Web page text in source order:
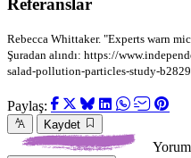
Rebecca Whittaker. "Experts warn
Şuradan alındı: https://
salad-pollution-particles-study-
Paylaş:
Kaydet